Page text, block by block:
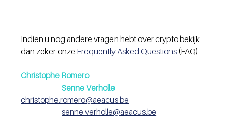
Indien u nog andere vragen hebt over crypto bekijk
dan zeker onze Frequently Asked Questions (FAQ)
Christophe Romero
Senne Verholle
christophe.romero@aeacus.be
senne.verholle@aeacus.be